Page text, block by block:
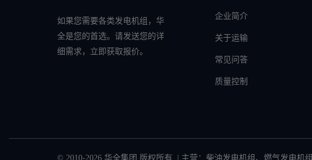
如果您需要各类发电机组，华
全是您的首选。请发送您的详
细需求，立即获取报价。
企业简介
关于运输
常见问答
质量控制
© 2010-2026 华全集团 版权所有 | 主营： 柴油发电机组 、 燃气发电机组